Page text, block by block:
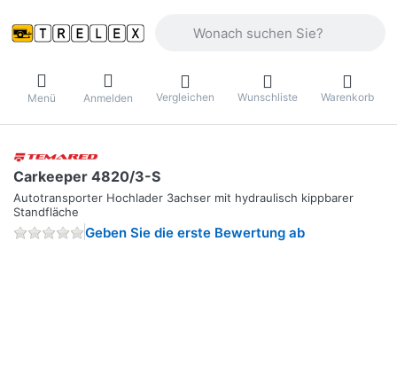
Menü Anmelden Vergleichen Wunschliste Warenkorb
Carkeeper 4820/3-S
Autotransporter Hochlader 3achser mit hydraulisch kippbarer
Standfläche
Geben Sie die erste Bewertung ab